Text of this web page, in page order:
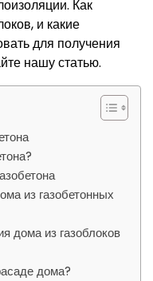
Как
и какие
для получения
нашу статью.
из газобетонных
дома из газоблоков
дома?